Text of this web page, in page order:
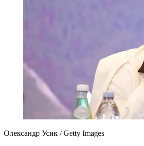
Олександр Усик / Getty Images